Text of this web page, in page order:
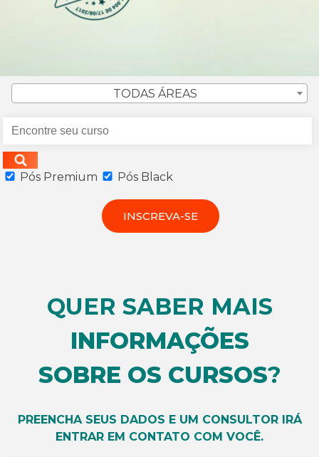
TODAS ÁREAS
Pós Premium Pós Black
INSCREVA-SE
QUER SABER MAIS
INFORMAÇÕES
SOBRE OS CURSOS?
PREENCHA SEUS DADOS E UM CONSULTOR IRÁ
ENTRAR EM CONTATO COM VOCÊ.